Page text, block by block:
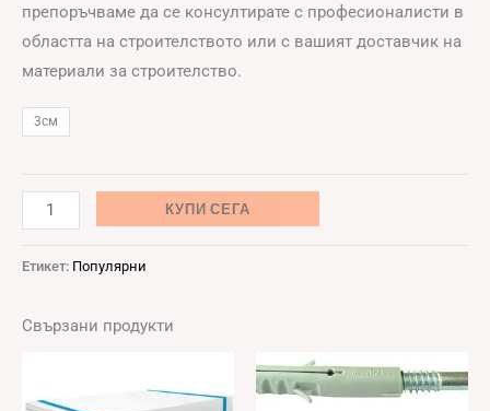
препоръчваме да се консултирате с професионалисти в
областта на строителството или с вашият доставчик на
материали за строителство.
3см
КУПИ СЕГА
Етикет: Популярни
Свързани продукти